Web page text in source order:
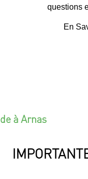
questions
En
à Arnas